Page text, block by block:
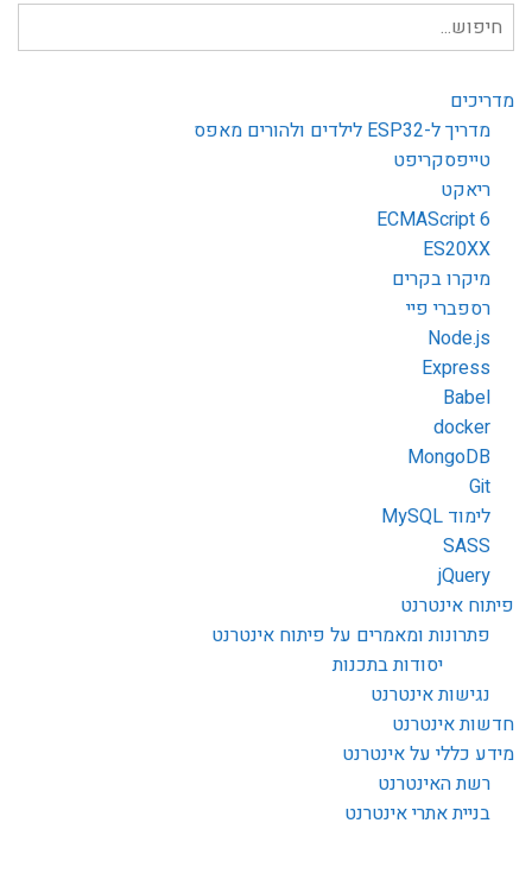
חיפוש
עבור:
מדריכים
מדריך ל-ESP32 לילדים ולהורים מאפס
טייפסקריפט
ריאקט
ECMAScript 6
ES20XX
מיקרו בקרים
רספברי פיי
Node.js
Express
Babel
docker
MongoDB
Git
לימוד MySQL
SASS
jQuery
פיתוח אינטרנט
פתרונות ומאמרים על פיתוח אינטרנט
יסודות בתכנות
נגישות אינטרנט
חדשות אינטרנט
מידע כללי על אינטרנט
רשת האינטרנט
בניית אתרי אינטרנט